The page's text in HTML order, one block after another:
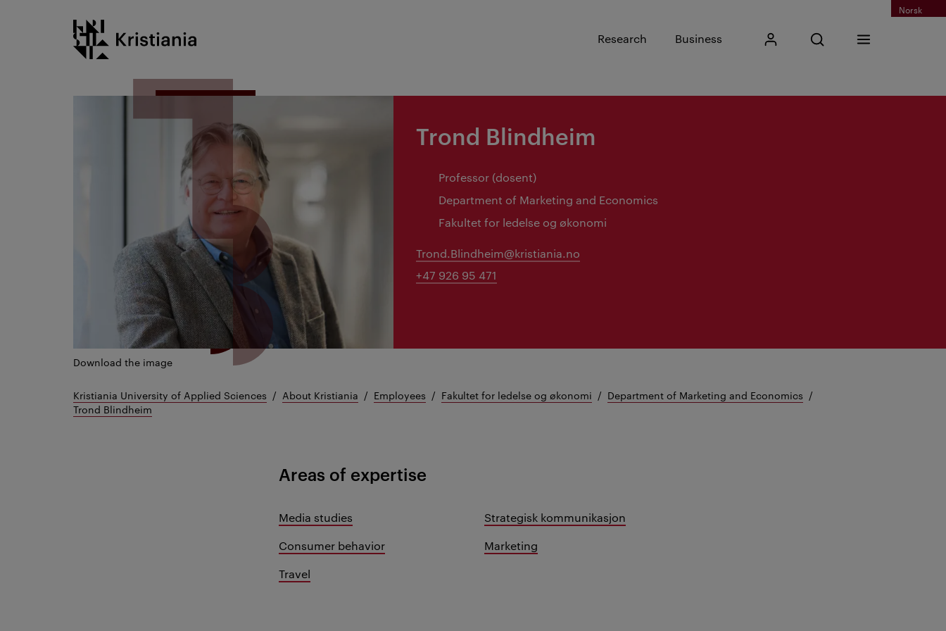
Norsk
Kristiania logo
Research Business My KristianiaOpen search
Input search phrase
Search
Menu
Download the image
Trond Blindheim
Professor (dosent)
Department of Marketing and Economics
Fakultet for ledelse og økonomi
Trond.Blindheim@kristiania.no
+47 926 95 471
Kristiania University of Applied Sciences About Kristiania Employees Fakultet for ledelse og økonomi
Department of Marketing and Economics
Trond Blindheim
Areas of expertise
Media studies
Strategisk kommunikasjon
Consumer behavior
Marketing
Travel